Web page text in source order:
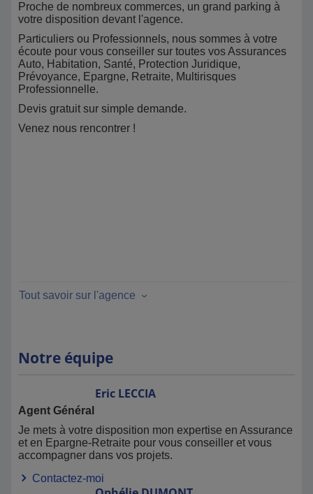
Proche de nombreux commerces, un grand parking à
votre disposition devant l'agence.
Particuliers ou Professionnels, nous sommes à votre
écoute pour vous conseiller sur toutes vos Assurances
Auto, Habitation, Santé, Protection Juridique,
Prévoyance, Epargne, Retraite, Multirisques
Professionnelle.
Devis gratuit sur simple demande.
Venez nous rencontrer !
Tout savoir sur l'agence
Notre équipe
Eric LECCIA
Agent Général
Je mets à votre disposition mon expertise en Assurance
et en Epargne-Retraite pour vous conseiller et vous
accompagner dans vos projets.
Contactez-moi